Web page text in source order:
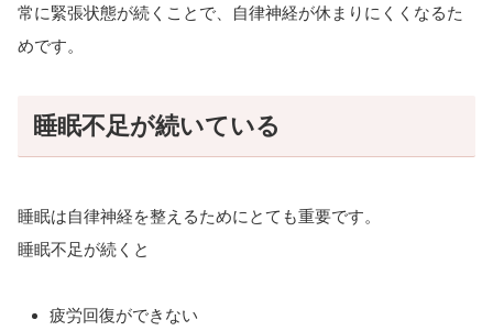
常に緊張状態が続くことで、自律神経が休まりにくくなるた
めです。
睡眠不足が続いている
睡眠は自律神経を整えるためにとても重要です。
睡眠不足が続くと
疲労回復ができない